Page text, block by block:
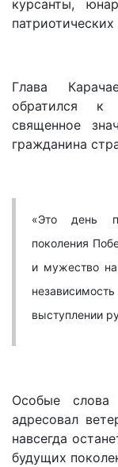
курсанты,
патриотических
Глава
обратился к
священное
гражданина
«Это день
поколения
и мужество
выступлении
Особые слова
адресовал
навсегда
будущих